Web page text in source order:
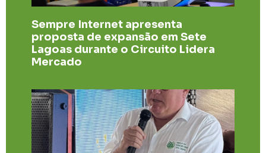
Sempre Internet apresenta
proposta de expansão em Sete
Lagoas durante o Circuito Lidera
Mercado